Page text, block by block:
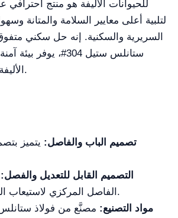
للحيوانات الأليفة هو منتج احترافي
لتلبية أعلى معايير السلامة والمتانة
السريرية والسكنية. إنه حل سكني
ستانلس ستيل 304#،
الأليفة من جميع الأحجام.
تصميم الباب والفاصل: يتميز
التصميم القابل للتعديل والفصل:
الفاصل المركزي لاستيعاب الكلاب الكبيرة.
مواد التصنيع: